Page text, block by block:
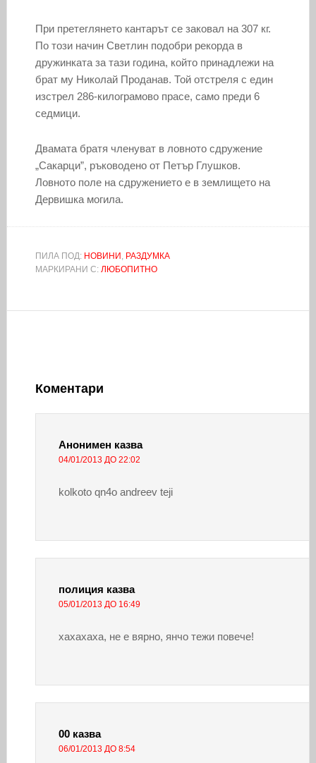
При претеглянето кантарът се заковал на 307 кг.
По този начин Светлин подобри рекорда в
дружинката за тази година, който принадлежи на
брат му Николай Проданав. Той отстреля с един
изстрел 286-килограмово прасе, само преди 6
седмици.
Двамата братя членуват в ловното сдружение
„Сакарци”, ръководено от Петър Глушков.
Ловното поле на сдружението е в землището на
Дервишка могила.
ПИЛА ПОД: НОВИНИ , РАЗДУМКА
МАРКИРАНИ С: ЛЮБОПИТНО
Коментари
Анонимен казва
04/01/2013 ДО 22:02
kolkoto qn4o andreev teji
полиция казва
05/01/2013 ДО 16:49
хахахаха, не е вярно, янчо тежи повече!
00 казва
06/01/2013 ДО 8:54